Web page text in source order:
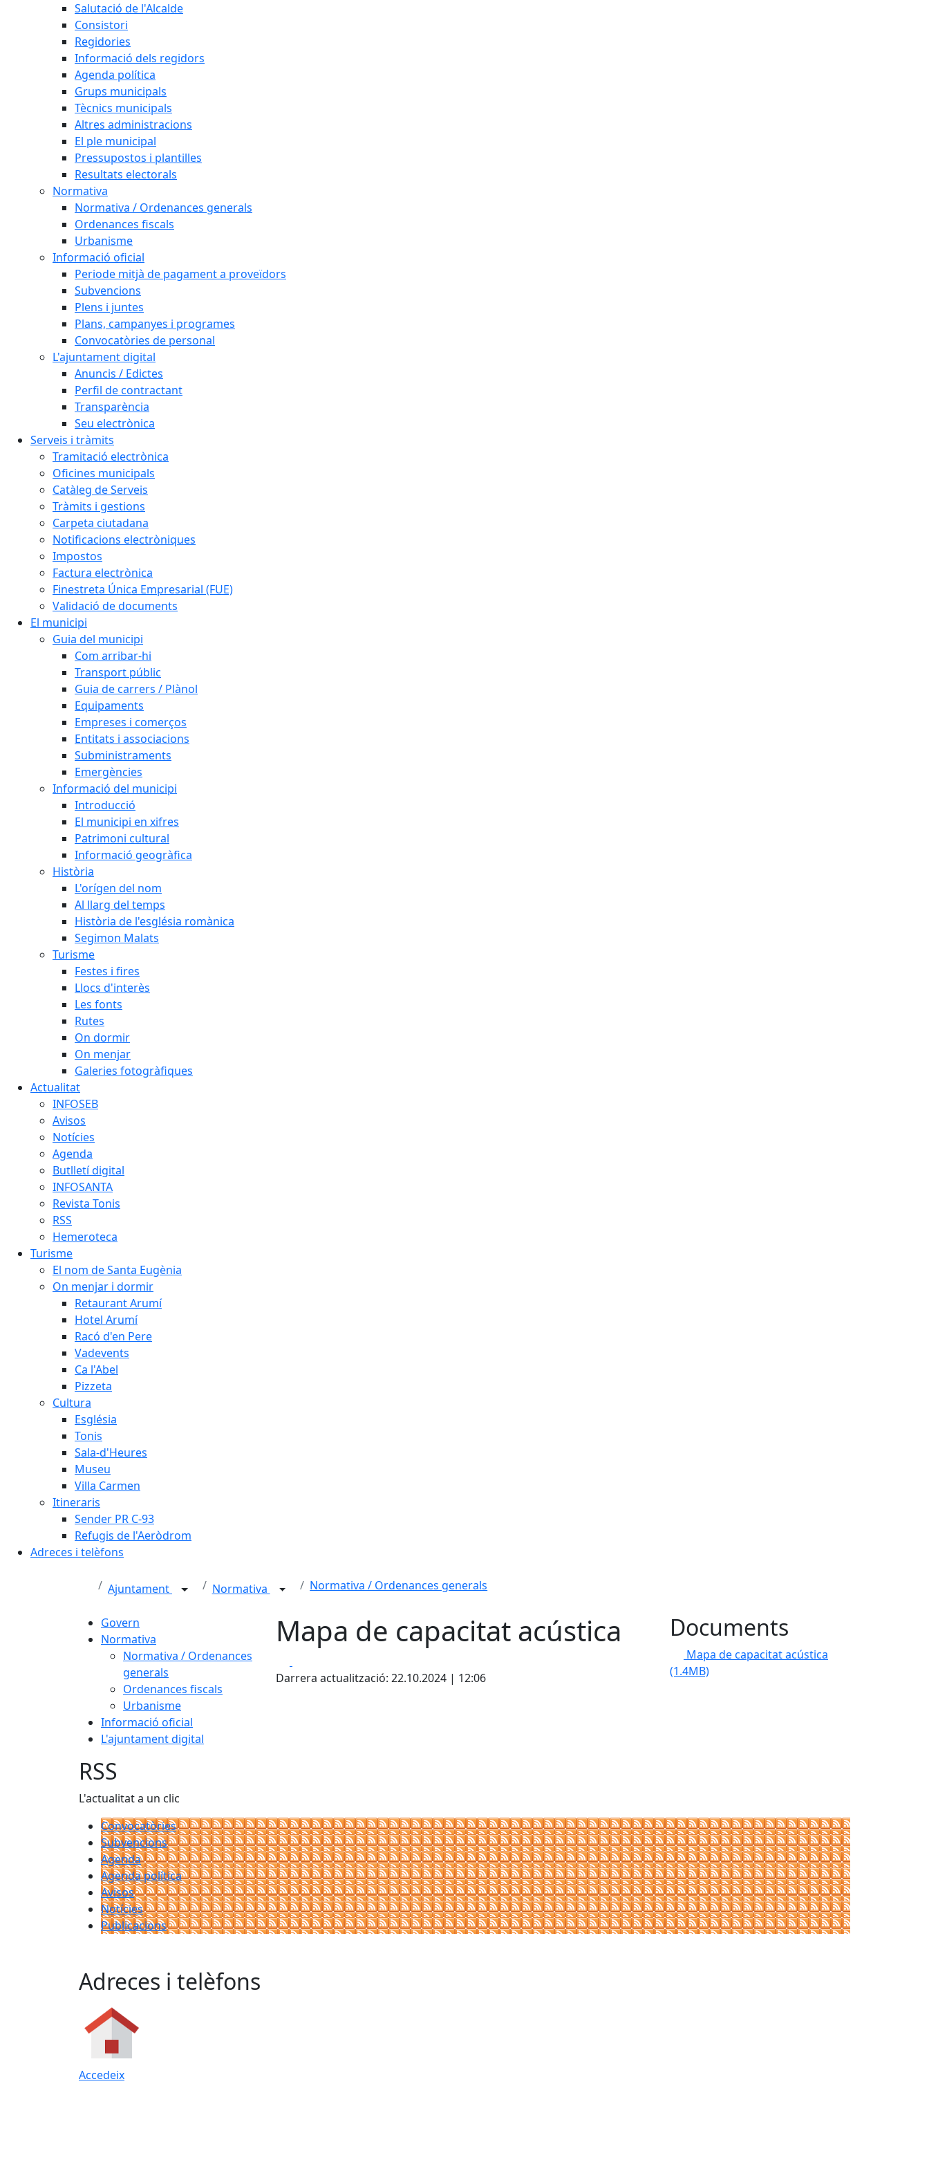
Salutació de l'Alcalde
Consistori
Regidories
Informació dels regidors
Agenda política
Grups municipals
Tècnics municipals
Altres administracions
El ple municipal
Pressupostos i plantilles
Resultats electorals
Normativa
Normativa / Ordenances generals
Ordenances fiscals
Urbanisme
Informació oficial
Periode mitjà de pagament a proveïdors
Subvencions
Plens i juntes
Plans, campanyes i programes
Convocatòries de personal
L'ajuntament digital
Anuncis / Edictes
Perfil de contractant
Transparència
Seu electrònica
Serveis i tràmits
Tramitació electrònica
Oficines municipals
Catàleg de Serveis
Tràmits i gestions
Carpeta ciutadana
Notificacions electròniques
Impostos
Factura electrònica
Finestreta Única Empresarial (FUE)
Validació de documents
El municipi
Guia del municipi
Com arribar-hi
Transport públic
Guia de carrers / Plànol
Equipaments
Empreses i comerços
Entitats i associacions
Subministraments
Emergències
Informació del municipi
Introducció
El municipi en xifres
Patrimoni cultural
Informació geogràfica
Història
L'orígen del nom
Al llarg del temps
Història de l'església romànica
Segimon Malats
Turisme
Festes i fires
Llocs d'interès
Les fonts
Rutes
On dormir
On menjar
Galeries fotogràfiques
Actualitat
INFOSEB
Avisos
Notícies
Agenda
Butlletí digital
INFOSANTA
Revista Tonis
RSS
Hemeroteca
Turisme
El nom de Santa Eugènia
On menjar i dormir
Retaurant Arumí
Hotel Arumí
Racó d'en Pere
Vadevents
Ca l'Abel
Pizzeta
Cultura
Església
Tonis
Sala-d'Heures
Museu
Villa Carmen
Itineraris
Sender PR C-93
Refugis de l'Aeròdrom
Adreces i telèfons
Ajuntament Normativa Normativa / Ordenances generals
Govern
Normativa
Normativa / Ordenances
generals
Ordenances fiscals
Urbanisme
Informació oficial
L'ajuntament digital
Mapa de capacitat acústica
Darrera actualització: 22.10.2024 | 12:06
Documents
Mapa de capacitat acústica
(1.4MB)
RSS
L'actualitat a un clic
Convocatòries
Subvencions
Agenda
Agenda política
Avisos
Notícies
Publicacions
Adreces i telèfons
Accedeix